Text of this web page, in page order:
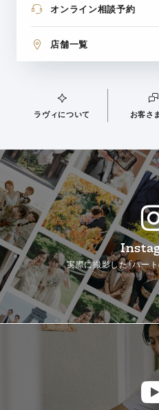
オンライン相談予約
店舗一覧
ラヴィについて お客さ
実際に撮影した「ハー